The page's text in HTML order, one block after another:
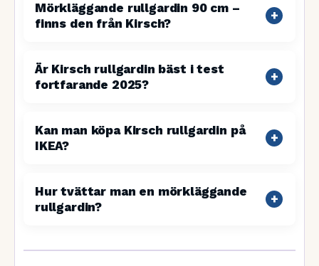
Mörkläggande rullgardin 90 cm –
finns den från Kirsch?
Är Kirsch rullgardin bäst i test
fortfarande 2025?
Kan man köpa Kirsch rullgardin på
IKEA?
Hur tvättar man en mörkläggande
rullgardin?